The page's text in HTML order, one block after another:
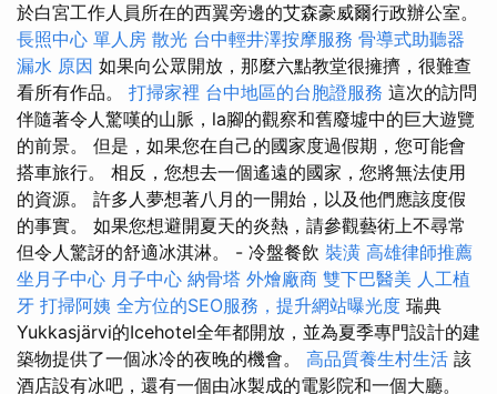
於白宮工作人員所在的西翼旁邊的艾森豪威爾行政辦公室。
長照中心 單人房 散光 台中輕井澤按摩服務 骨導式助聽器
漏水 原因 如果向公眾開放，那麼六點教堂很擁擠，很難查
看所有作品。 打掃家裡 台中地區的台胞證服務 這次的訪問
伴隨著令人驚嘆的山脈，la腳的觀察和舊廢墟中的巨大遊覽
的前景。 但是，如果您在自己的國家度過假期，您可能會
搭車旅行。 相反，您想去一個遙遠的國家，您將無法使用
的資源。 許多人夢想著八月的一開始，以及他們應該度假
的事實。 如果您想避開夏天的炎熱，請參觀藝術上不尋常
但令人驚訝的舒適冰淇淋。 - 冷盤餐飲 裝潢 高雄律師推薦
坐月子中心 月子中心 納骨塔 外燴廠商 雙下巴醫美 人工植
牙 打掃阿姨 全方位的SEO服務，提升網站曝光度 瑞典
Yukkasjärvi的Icehotel全年都開放，並為夏季專門設計的建
築物提供了一個冰冷的夜晚的機會。 高品質養生村生活 該
酒店設有冰吧，還有一個由冰製成的電影院和一個大廳。